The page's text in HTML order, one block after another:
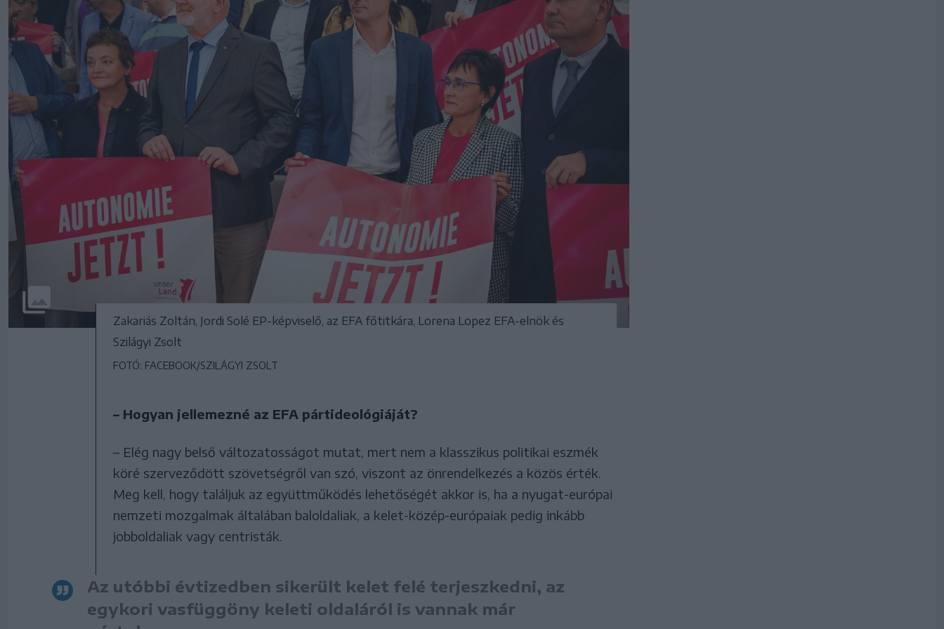
Zakariás Zoltán, Jordi Solé EP-képviselő, az EFA főtitkára, Lorena Lopez EFA-elnök és
Szilágyi Zsolt
FOTÓ: FACEBOOK/SZILÁGYI ZSOLT
– Hogyan jellemezné az EFA pártideológiáját?
– Elég nagy belső változatosságot mutat, mert nem a klasszikus politikai eszmék
köré szerveződött szövetségről van szó, viszont az önrendelkezés a közös érték.
Meg kell, hogy találjuk az együttműködés lehetőségét akkor is, ha a nyugat-európai
nemzeti mozgalmak általában baloldaliak, a kelet-közép-európaiak pedig inkább
jobboldaliak vagy centristák.
Az utóbbi évtizedben sikerült kelet felé terjeszkedni, az
egykori vasfüggöny keleti oldaláról is vannak már